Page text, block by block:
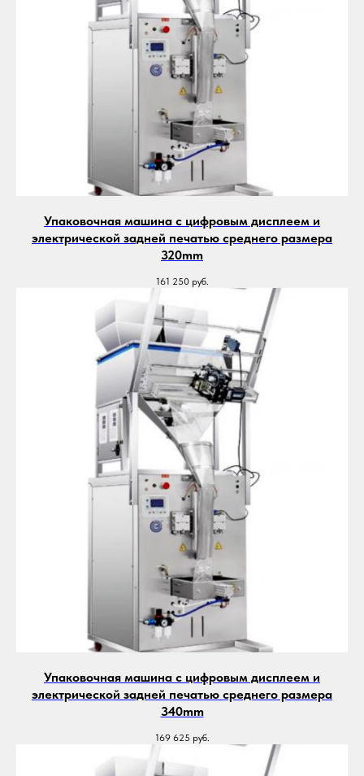
Упаковочная машина с цифровым дисплеем и
электрической задней печатью среднего размера
320mm
161 250 руб.
Упаковочная машина с цифровым дисплеем и
электрической задней печатью среднего размера
340mm
169 625 руб.